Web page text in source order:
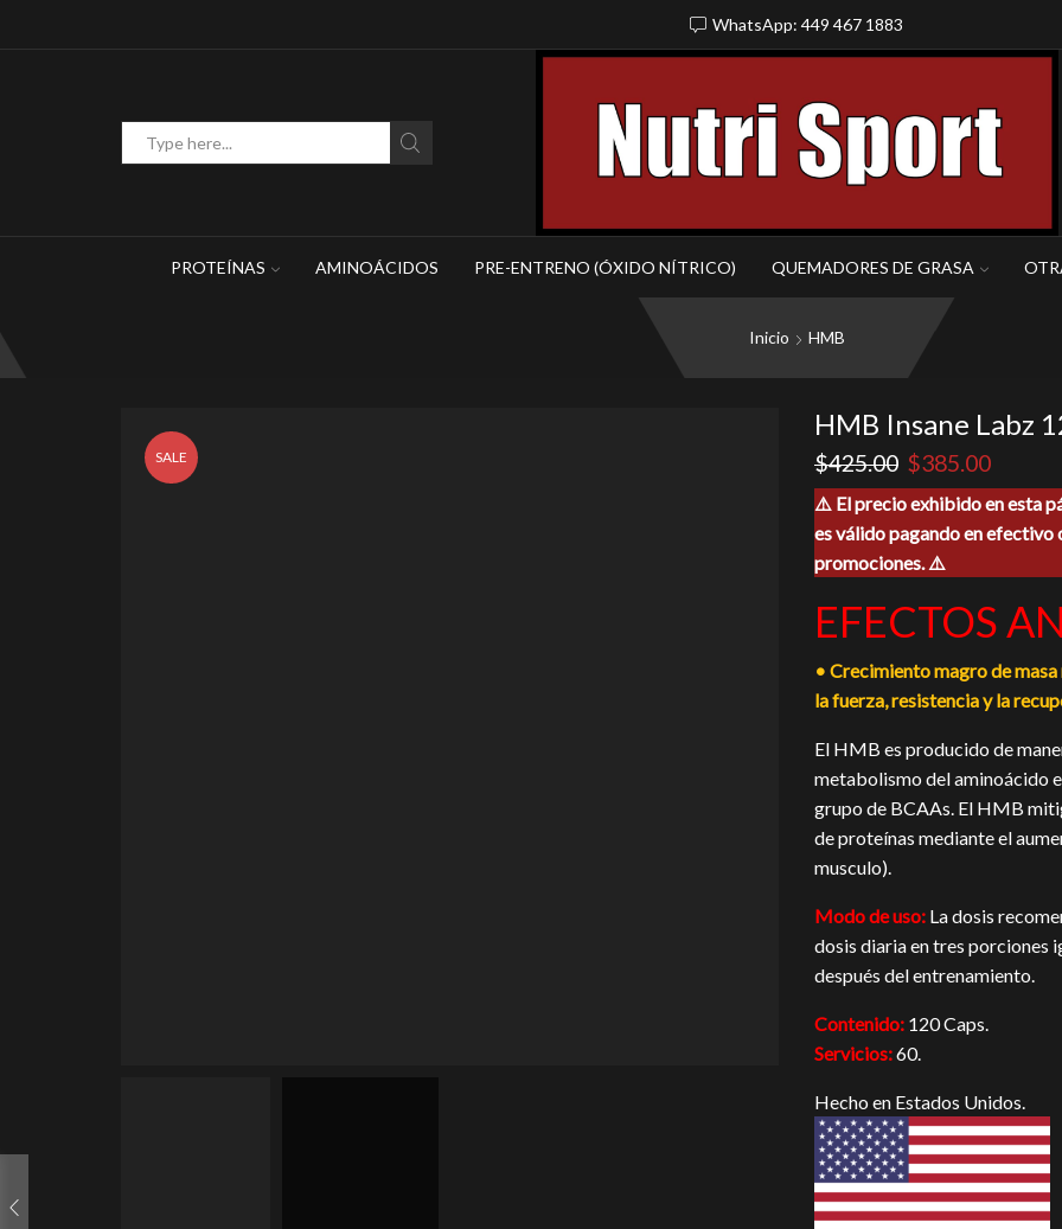
WhatsApp: 449 467 1883
PROTEÍNAS AMINOÁCIDOS PRE-ENTRENO (ÓXIDO NÍTRICO) QUEMADORES DE GRASA
Inicio HMB
SALE
HMB Insane Labz
$425.00 El
precio
original
era:
$425.00.
$385.00El
precio
actual
es:
⚠️ El precio exhibido en esta
es válido pagando en
promociones. ⚠️
EFECTOS
• Crecimiento magro de
la fuerza, resistencia y la
El HMB es producido de
metabolismo del aminoácido
grupo de BCAAs. El HMB
de proteínas mediante el
musculo).
Modo de uso: La dosis
dosis diaria en tres porciones
después del entrenamiento.
Contenido: 120 Caps.
Servicios:60.
Hecho en Estados Unidos.